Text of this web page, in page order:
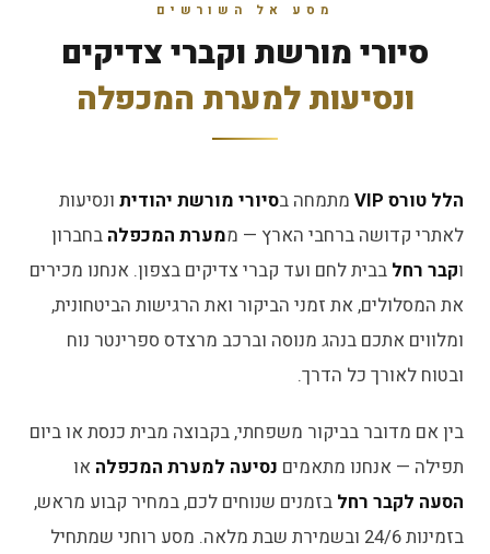
מסע אל השורשים
סיורי מורשת וקברי צדיקים
ונסיעות למערת המכפלה
הלל טורס VIP מתמחה בסיורי מורשת יהודית ונסיעות
לאתרי קדושה ברחבי הארץ — ממערת המכפלה בחברון
וקבר רחל בבית לחם ועד קברי צדיקים בצפון. אנחנו מכירים
את המסלולים, את זמני הביקור ואת הרגישות הביטחונית,
ומלווים אתכם בנהג מנוסה וברכב מרצדס ספרינטר נוח
ובטוח לאורך כל הדרך.
בין אם מדובר בביקור משפחתי, בקבוצה מבית כנסת או ביום
תפילה — אנחנו מתאמים נסיעה למערת המכפלה או
הסעה לקבר רחל בזמנים שנוחים לכם, במחיר קבוע מראש,
בזמינות 24/6 ובשמירת שבת מלאה. מסע רוחני שמתחיל